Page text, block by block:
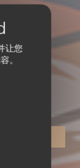
让您
。